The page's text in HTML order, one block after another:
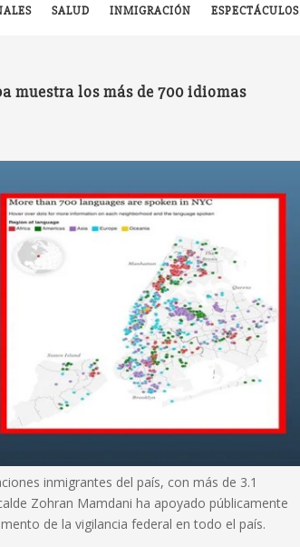
SALUD INMIGRACIÓN ESPECTÁCULOS
muestra los más de 700 idiomas
inmigrantes del país, con más de 3.1
Zohran Mamdani ha apoyado públicamente
de la vigilancia federal en todo el país.